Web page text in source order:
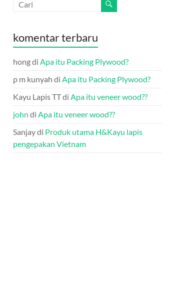
komentar terbaru
hongdi Apa itu Packing Plywood?
p m kunyah di Apa itu Packing Plywood?
Kayu Lapis TTdi Apa itu veneer wood??
john di Apa itu veneer wood??
Sanjaydi Produk utama H&Kayu lapis
pengepakan Vietnam